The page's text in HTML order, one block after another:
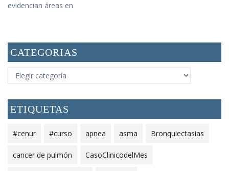
evidencian áreas en
CATEGORIAS
CATEGORIAS
ETIQUETAS
#cenur #curso apnea asma Bronquiectasias
cancer de pulmón CasoClinicodelMes